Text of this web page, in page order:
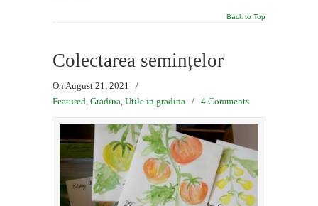
Back to Top
Colectarea semințelor
On August 21, 2021
/
Featured, Gradina, Utile in gradina / 4 Comments